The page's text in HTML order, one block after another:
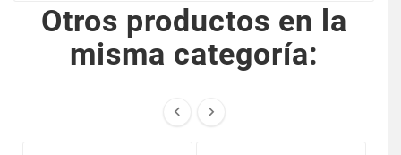
Otros productos en la
misma categoría:
 